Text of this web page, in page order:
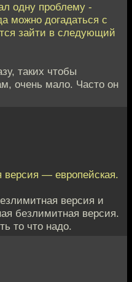
одну проблему -
можно догадаться с
зайти в следующий
таких чтобы
очень мало. Часто он
версия — европейская.
версия и
безлимитная версия.
то что надо.